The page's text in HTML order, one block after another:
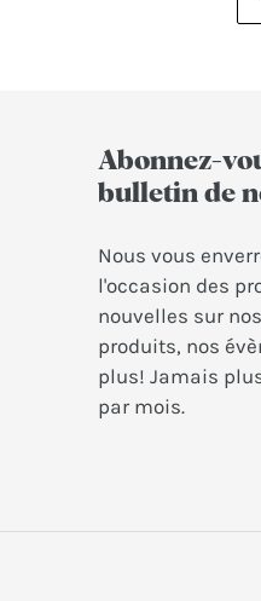
Abonnez-
bulletin de
Nous vous
l'occasion des
nouvelles sur
produits, nos
plus! Jamais
par mois.